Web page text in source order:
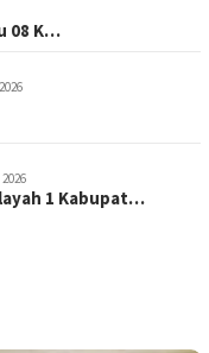
08 K…
1 Kabupat…